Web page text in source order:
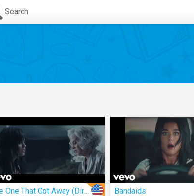
Search
The One That Got Away (Director's Cut) Bandaids